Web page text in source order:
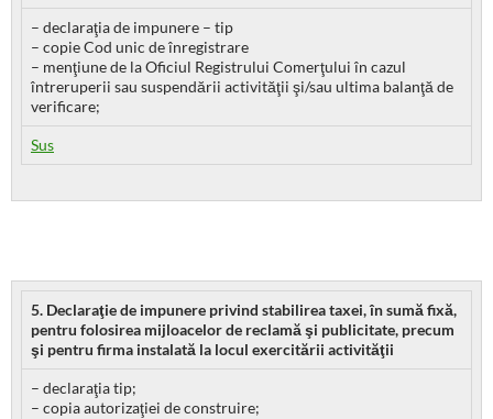
– declaraţia de impunere – tip
– copie Cod unic de înregistrare
– menţiune de la Oficiul Registrului Comerţului în cazul
întreruperii sau suspendării activităţii şi/sau ultima balanţă de
verificare;
Sus
5. Declaraţie de impunere privind stabilirea taxei, în sumă fixă,
pentru folosirea mijloacelor de reclamă şi publicitate, precum
şi pentru firma instalată la locul exercitării activităţii
– declaraţia tip;
– copia autorizaţiei de construire;